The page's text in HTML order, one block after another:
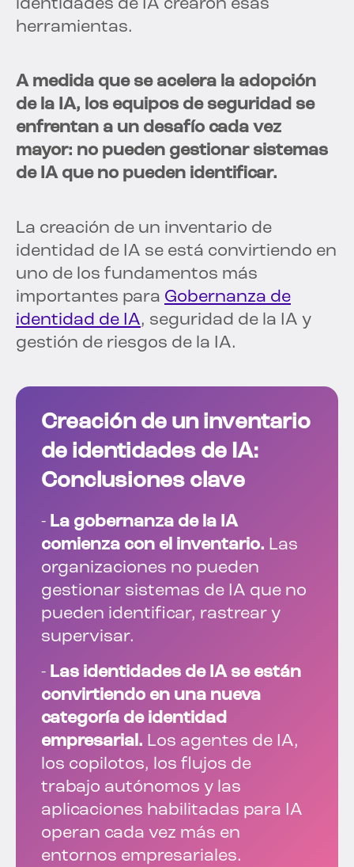
identidades de IA crearon esas
herramientas.
A medida que se acelera la adopción
de la IA, los equipos de seguridad se
enfrentan a un desafío cada vez
mayor: no pueden gestionar sistemas
de IA que no pueden identificar.
La creación de un inventario de
identidad de IA se está convirtiendo en
uno de los fundamentos más
importantes para Gobernanza de
identidad de IA, seguridad de la IA y
gestión de riesgos de la IA.
Creación de un inventario
de identidades de IA:
Conclusiones clave
- La gobernanza de la IA
comienza con el inventario. Las
organizaciones no pueden
gestionar sistemas de IA que no
pueden identificar, rastrear y
supervisar.
- Las identidades de IA se están
convirtiendo en una nueva
categoría de identidad
empresarial. Los agentes de IA,
los copilotos, los flujos de
trabajo autónomos y las
aplicaciones habilitadas para IA
operan cada vez más en
entornos empresariales.